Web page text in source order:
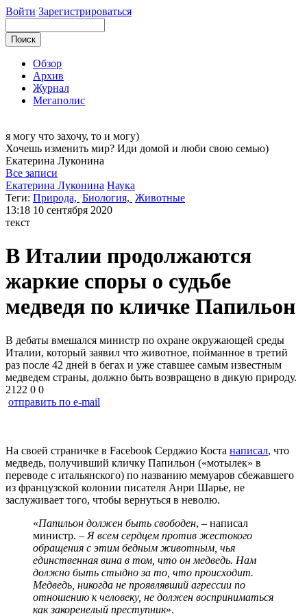
Войти Зарегистрироваться
Обзор
Архив
Журнал
Мегаполис
я могу что захочу, то и могу)
Хочешь изменить мир? Иди домой и люби свою семью)
Екатерина Луконина
Все записи
Екатерина Луконина Наука
Теги: Природа, Биология, Животные
13:18 10 сентября 2020
текст
В Италии продолжаются
жаркие споры о судьбе
медведя по кличке Папильон
В дебаты вмешался министр по охране окружающей среды
Италии, который заявил что животное, пойманное в третий
раз после 42 дней в бегах и уже ставшее самым известным
медведем страны, должно быть возвращено в дикую природу.
2122 0 0
отправить по e-mail
На своей страничке в Facebook Серджио Коста написал, что
медведь, получивший кличку Папильон («мотылек» в
переводе с итальянского) по названию мемуаров сбежавшего
из французской колонии писателя Анри Шарье, не
заслуживает того, чтобы вернуться в неволю.
«Папильон должен быть свободен, – написал
министр. – Я всем сердцем против жестокого
обращения с этим бедным животным, чья
единственная вина в том, что он медведь. Нам
должно быть стыдно за то, что происходит.
Медведь, никогда не проявлявший агрессии по
отношению к человеку, не должен восприниматься
как закоренелый преступник».